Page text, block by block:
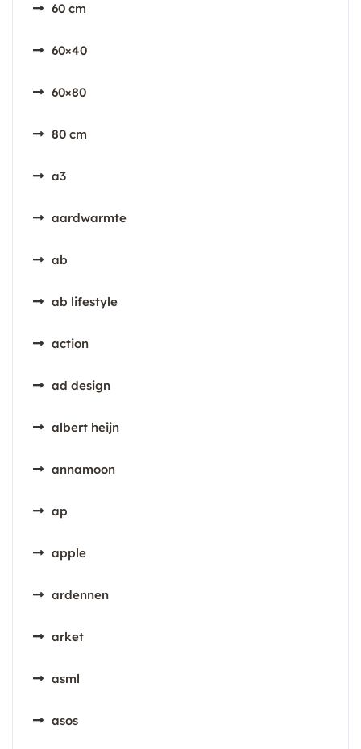
60 cm
60×40
60×80
80 cm
a3
aardwarmte
ab
ab lifestyle
action
ad design
albert heijn
annamoon
ap
apple
ardennen
arket
asml
asos